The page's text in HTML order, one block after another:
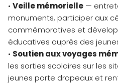
• Veille mémorielle —
monuments, participer aux
commémoratives et
éducatives auprès des
• Soutien aux voyages
les sorties scolaires sur les
jeunes porte drapeaux et